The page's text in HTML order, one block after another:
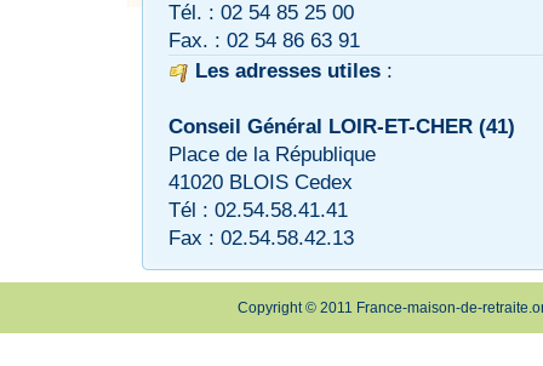
Tél. : 02 54 85 25 00
Fax. : 02 54 86 63 91
Les adresses utiles :
Conseil Général LOIR-ET-CHER (41)
Place de la République
41020 BLOIS Cedex
Tél : 02.54.58.41.41
Fax : 02.54.58.42.13
Copyright © 2011 France-maison-de-